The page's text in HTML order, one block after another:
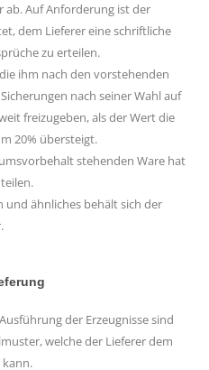
ab. Auf Anforderung ist der
dem Lieferer eine schriftliche
zu erteilen.
ihm nach den vorstehenden
nach seiner Wahl auf
freizugeben, als der Wert die
20% übersteigt.
stehenden Ware hat
und ähnliches behält sich der
der Erzeugnisse sind
welche der Lieferer dem
kann.